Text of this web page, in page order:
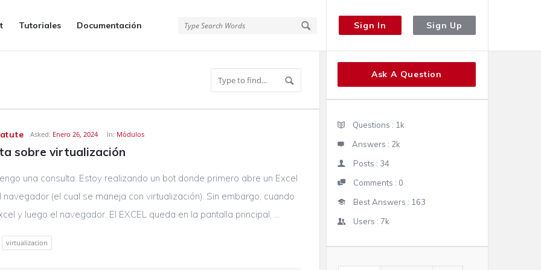
Sign In Sign Up
Tutoriales Documentación
Asked: Enero 26, 2024 In: Módulos
sobre virtualización
una consulta: Estoy realizando un bot donde primero abre un Excel
navegador (el cual se maneja con virtualización). Sin embargo, cuando
y luego el navegador. El EXCEL queda en la pantalla principal, ...
virtualizacion
Sidebar
Ask A Question
Stats
Questions : 1k
Answers : 2k
Posts : 34
Comments : 0
Best Answers : 163
Users : 7k